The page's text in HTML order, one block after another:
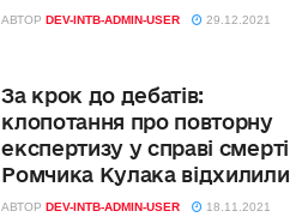
АВТОР DEV-INTB-ADMIN-USER 29.12.2021
За крок до дебатів:
клопотання про повторну
експертизу у справі смерті
Ромчика Кулака відхилили
АВТОР DEV-INTB-ADMIN-USER 18.11.2021